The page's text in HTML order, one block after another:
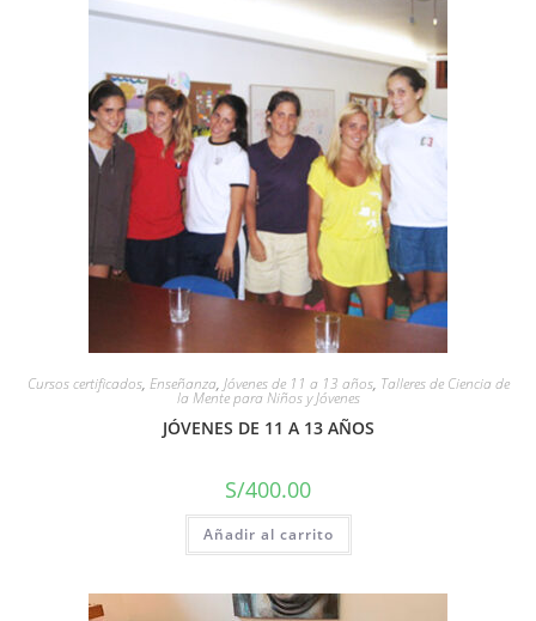
Cursos certificados, Enseñanza, Jóvenes de 11 a 13 años, Talleres de Ciencia de
la Mente para Niños y Jóvenes
JÓVENES DE 11 A 13 AÑOS
S/400.00
Añadir al carrito